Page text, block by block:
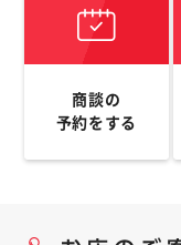
商談の
予約をする